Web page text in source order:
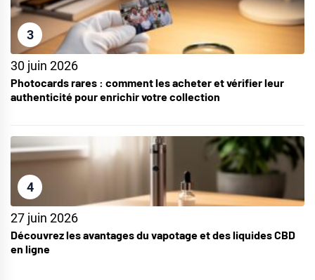
3
30 juin 2026
Photocards rares : comment les acheter et vérifier leur
authenticité pour enrichir votre collection
4
27 juin 2026
Découvrez les avantages du vapotage et des liquides CBD
en ligne